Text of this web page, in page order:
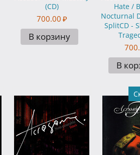
(CD)
700.00 ₽
В корзину
Hate /
Nocturnal
SplitCD -
В